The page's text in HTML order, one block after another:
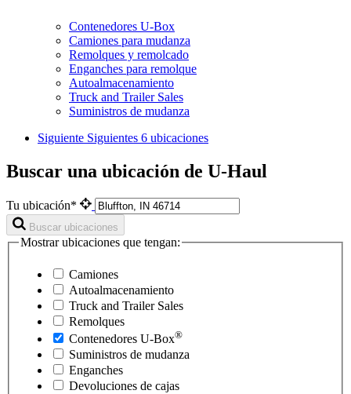
Contenedores U-Box
Camiones para mudanza
Remolques y remolcado
Enganches para remolque
Autoalmacenamiento
Truck and Trailer Sales
Suministros de mudanza
Siguiente Siguientes 6 ubicaciones
Buscar una ubicación de U-Haul
Tu ubicación*
Buscar ubicaciones
Mostrar ubicaciones que tengan:
Camiones
Autoalmacenamiento
Truck and Trailer Sales
Remolques
Contenedores U-Box®
Suministros de mudanza
Enganches
Devoluciones de cajas